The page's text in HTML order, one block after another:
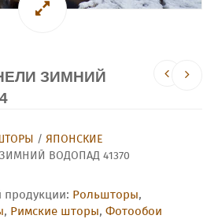
ЗИМНИЙ
/ ЯПОНСКИЕ
ВОДОПАД 41370
продукции: Рольшторы,
, Римские шторы, Фотообои